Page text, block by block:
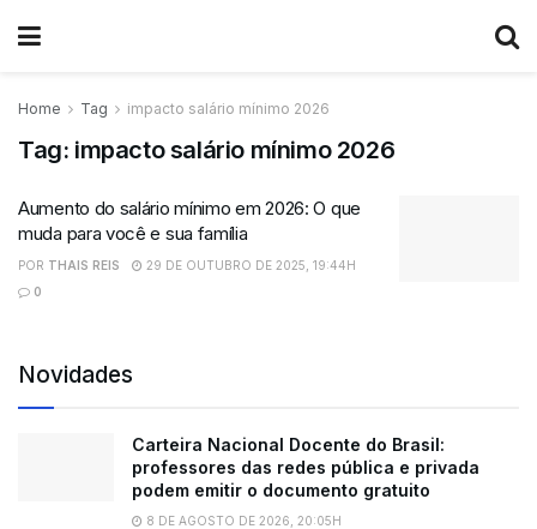
Home Tag impacto salário mínimo 2026
Tag: impacto salário mínimo 2026
Aumento do salário mínimo em 2026: O que
muda para você e sua família
POR THAIS REIS
29 DE OUTUBRO DE 2025, 19:44H
0
Novidades
Carteira Nacional Docente do Brasil:
professores das redes pública e privada
podem emitir o documento gratuito
8 DE AGOSTO DE 2026, 20:05H